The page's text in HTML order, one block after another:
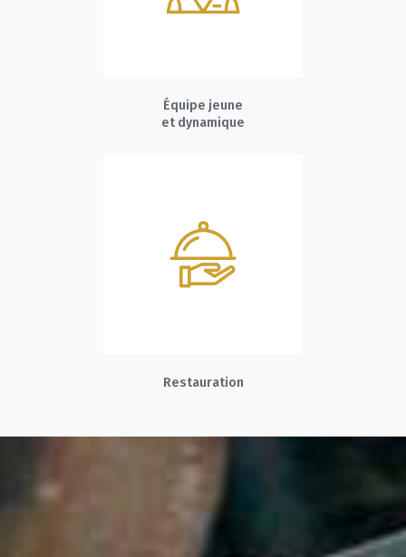
Équipe jeune
et dynamique
Restauration